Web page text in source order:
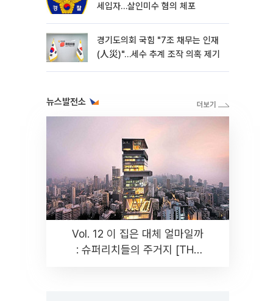
세입자…살인미수 혐의 체포
경기도의회 국힘 "7조 채무는 인재
(人災)"…세수 추계 조작 의혹 제기
뉴스발전소
Vol. 12 이 집은 대체 얼마일까
: 슈퍼리치들의 주거지 [THE